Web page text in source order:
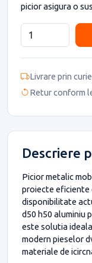
picior asigura o
Livrare prin
Retur conform
Descriere
Picior metalic
proiecte eficiente
disponibilitate
d50 h50 aluminiu
este solutia
modern pieselor
materiale de